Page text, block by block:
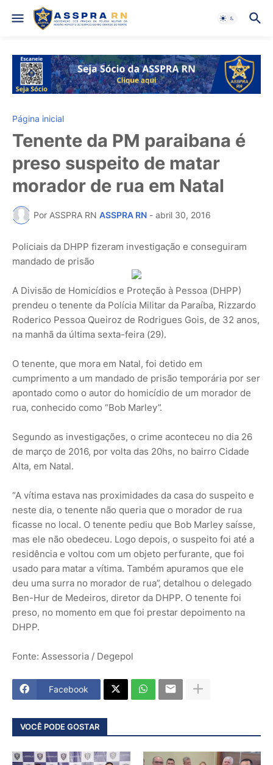
Página inicial
Tenente da PM paraibana é
preso suspeito de matar
morador de rua em Natal
Por ASSPRA RN ASSPRA RN - abril 30, 2016
Policiais da DHPP fizeram investigação e conseguiram
mandado de prisão
A Divisão de Homicídios e Proteção à Pessoa (DHPP)
prendeu o tenente da Polícia Militar da Paraíba, Rizzardo
Roderico Pessoa Queiroz de Rodrigues Gois, de 32 anos,
na manhã da última sexta-feira (29).
O tenente, que mora em Natal, foi detido em
cumprimento a um mandado de prisão temporária por ser
apontado como o autor do homicídio de um morador de
rua, conhecido como “Bob Marley”.
Segundo as investigações, o crime aconteceu no dia 26
de março de 2016, por volta das 20hs, no bairro Cidade
Alta, em Natal.
“A vítima estava nas proximidades da casa do suspeito e
neste dia, o tenente não queria que o morador de rua
ficasse no local. O tenente pediu que Bob Marley saísse,
mas ele não obedeceu. Logo depois, o suspeito foi até a
residência e voltou com um objeto perfurante, que foi
usado para matar a vítima. Também apuramos que ele
deu uma surra no morador de rua”, detalhou o delegado
Ben-Hur de Medeiros, diretor da DHPP. O tenente foi
preso, no momento em que foi prestar depoimento na
DHPP.
Fonte: Assessoria / Degepol
Facebook
VOCÊ PODE GOSTAR